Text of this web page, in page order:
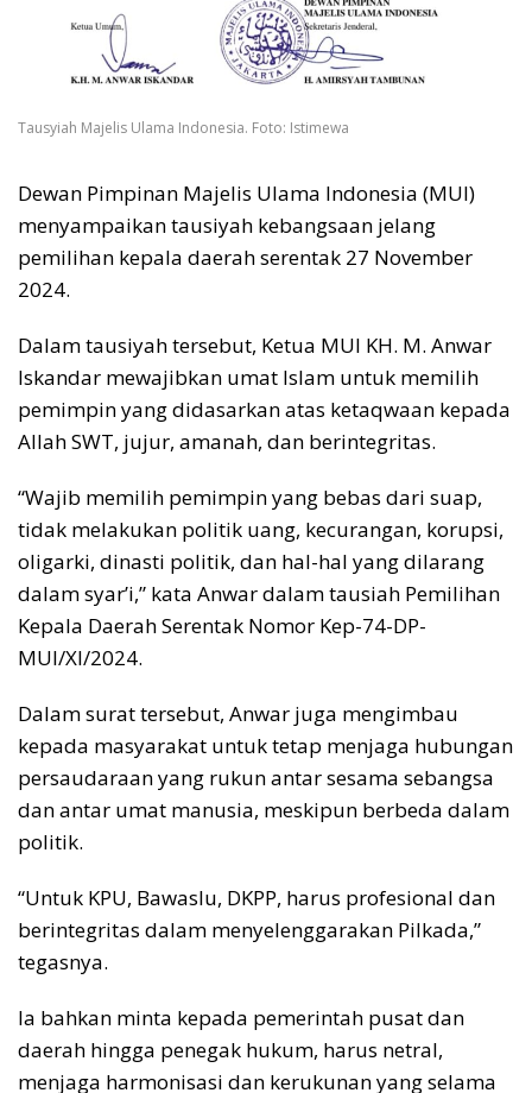
Tausyiah Majelis Ulama Indonesia. Foto: Istimewa
Dewan Pimpinan Majelis Ulama Indonesia (MUI)
menyampaikan tausiyah kebangsaan jelang
pemilihan kepala daerah serentak 27 November
2024.
Dalam tausiyah tersebut, Ketua MUI KH. M. Anwar
Iskandar mewajibkan umat Islam untuk memilih
pemimpin yang didasarkan atas ketaqwaan kepada
Allah SWT, jujur, amanah, dan berintegritas.
“Wajib memilih pemimpin yang bebas dari suap,
tidak melakukan politik uang, kecurangan, korupsi,
oligarki, dinasti politik, dan hal-hal yang dilarang
dalam syar’i,” kata Anwar dalam tausiah Pemilihan
Kepala Daerah Serentak Nomor Kep-74-DP-
MUI/XI/2024.
Dalam surat tersebut, Anwar juga mengimbau
kepada masyarakat untuk tetap menjaga hubungan
persaudaraan yang rukun antar sesama sebangsa
dan antar umat manusia, meskipun berbeda dalam
politik.
“Untuk KPU, Bawaslu, DKPP, harus profesional dan
berintegritas dalam menyelenggarakan Pilkada,”
tegasnya.
Ia bahkan minta kepada pemerintah pusat dan
daerah hingga penegak hukum, harus netral,
menjaga harmonisasi dan kerukunan yang selama